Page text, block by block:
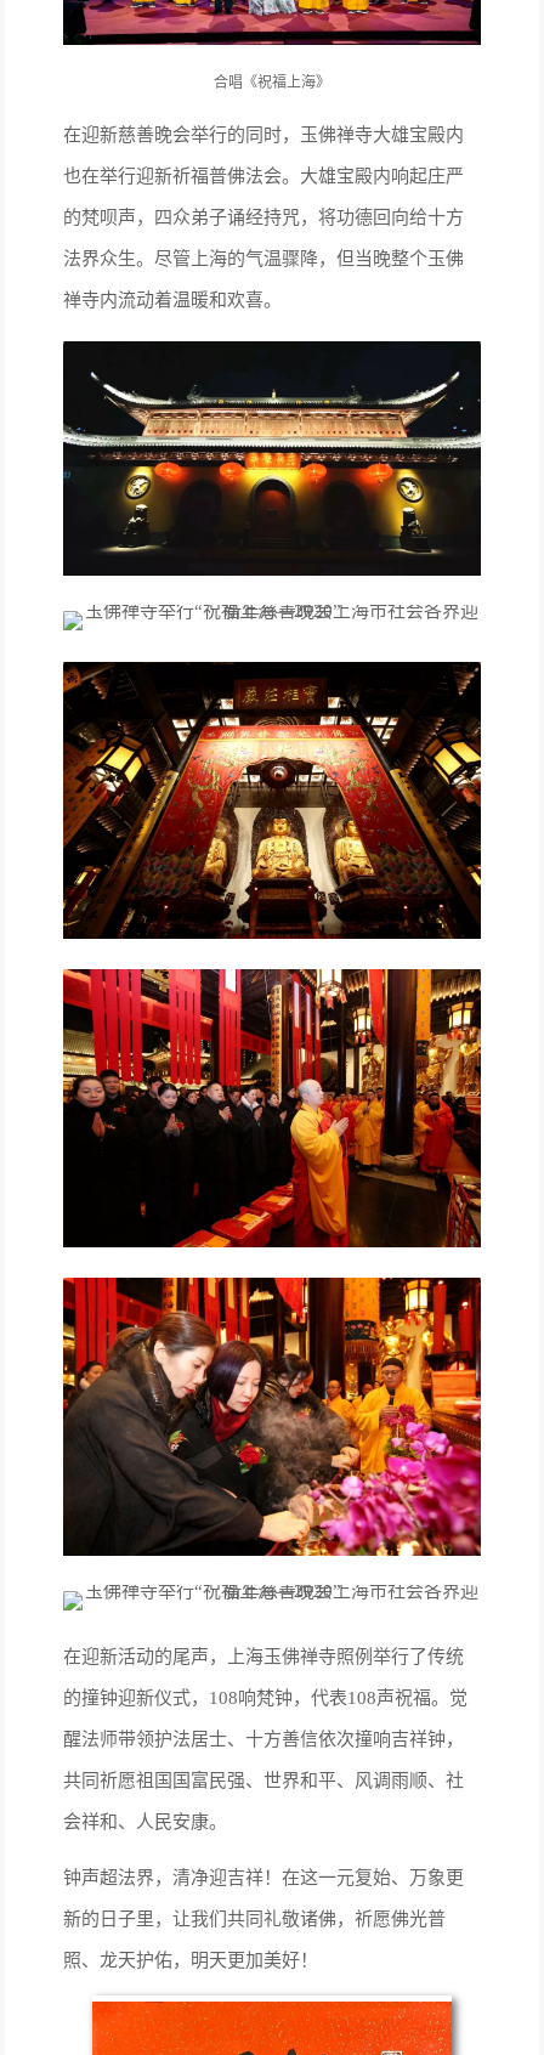
合唱《祝福上海》
在迎新慈善晚会举行的同时，玉佛禅寺大雄宝殿内
也在举行迎新祈福普佛法会。大雄宝殿内响起庄严
的梵呗声，四众弟子诵经持咒，将功德回向给十方
法界众生。尽管上海的气温骤降，但当晚整个玉佛
禅寺内流动着温暖和欢喜。
在迎新活动的尾声，上海玉佛禅寺照例举行了传统
的撞钟迎新仪式，108响梵钟，代表108声祝福。觉
醒法师带领护法居士、十方善信依次撞响吉祥钟，
共同祈愿祖国国富民强、世界和平、风调雨顺、社
会祥和、人民安康。
钟声超法界，清净迎吉祥！在这一元复始、万象更
新的日子里，让我们共同礼敬诸佛，祈愿佛光普
照、龙天护佑，明天更加美好！